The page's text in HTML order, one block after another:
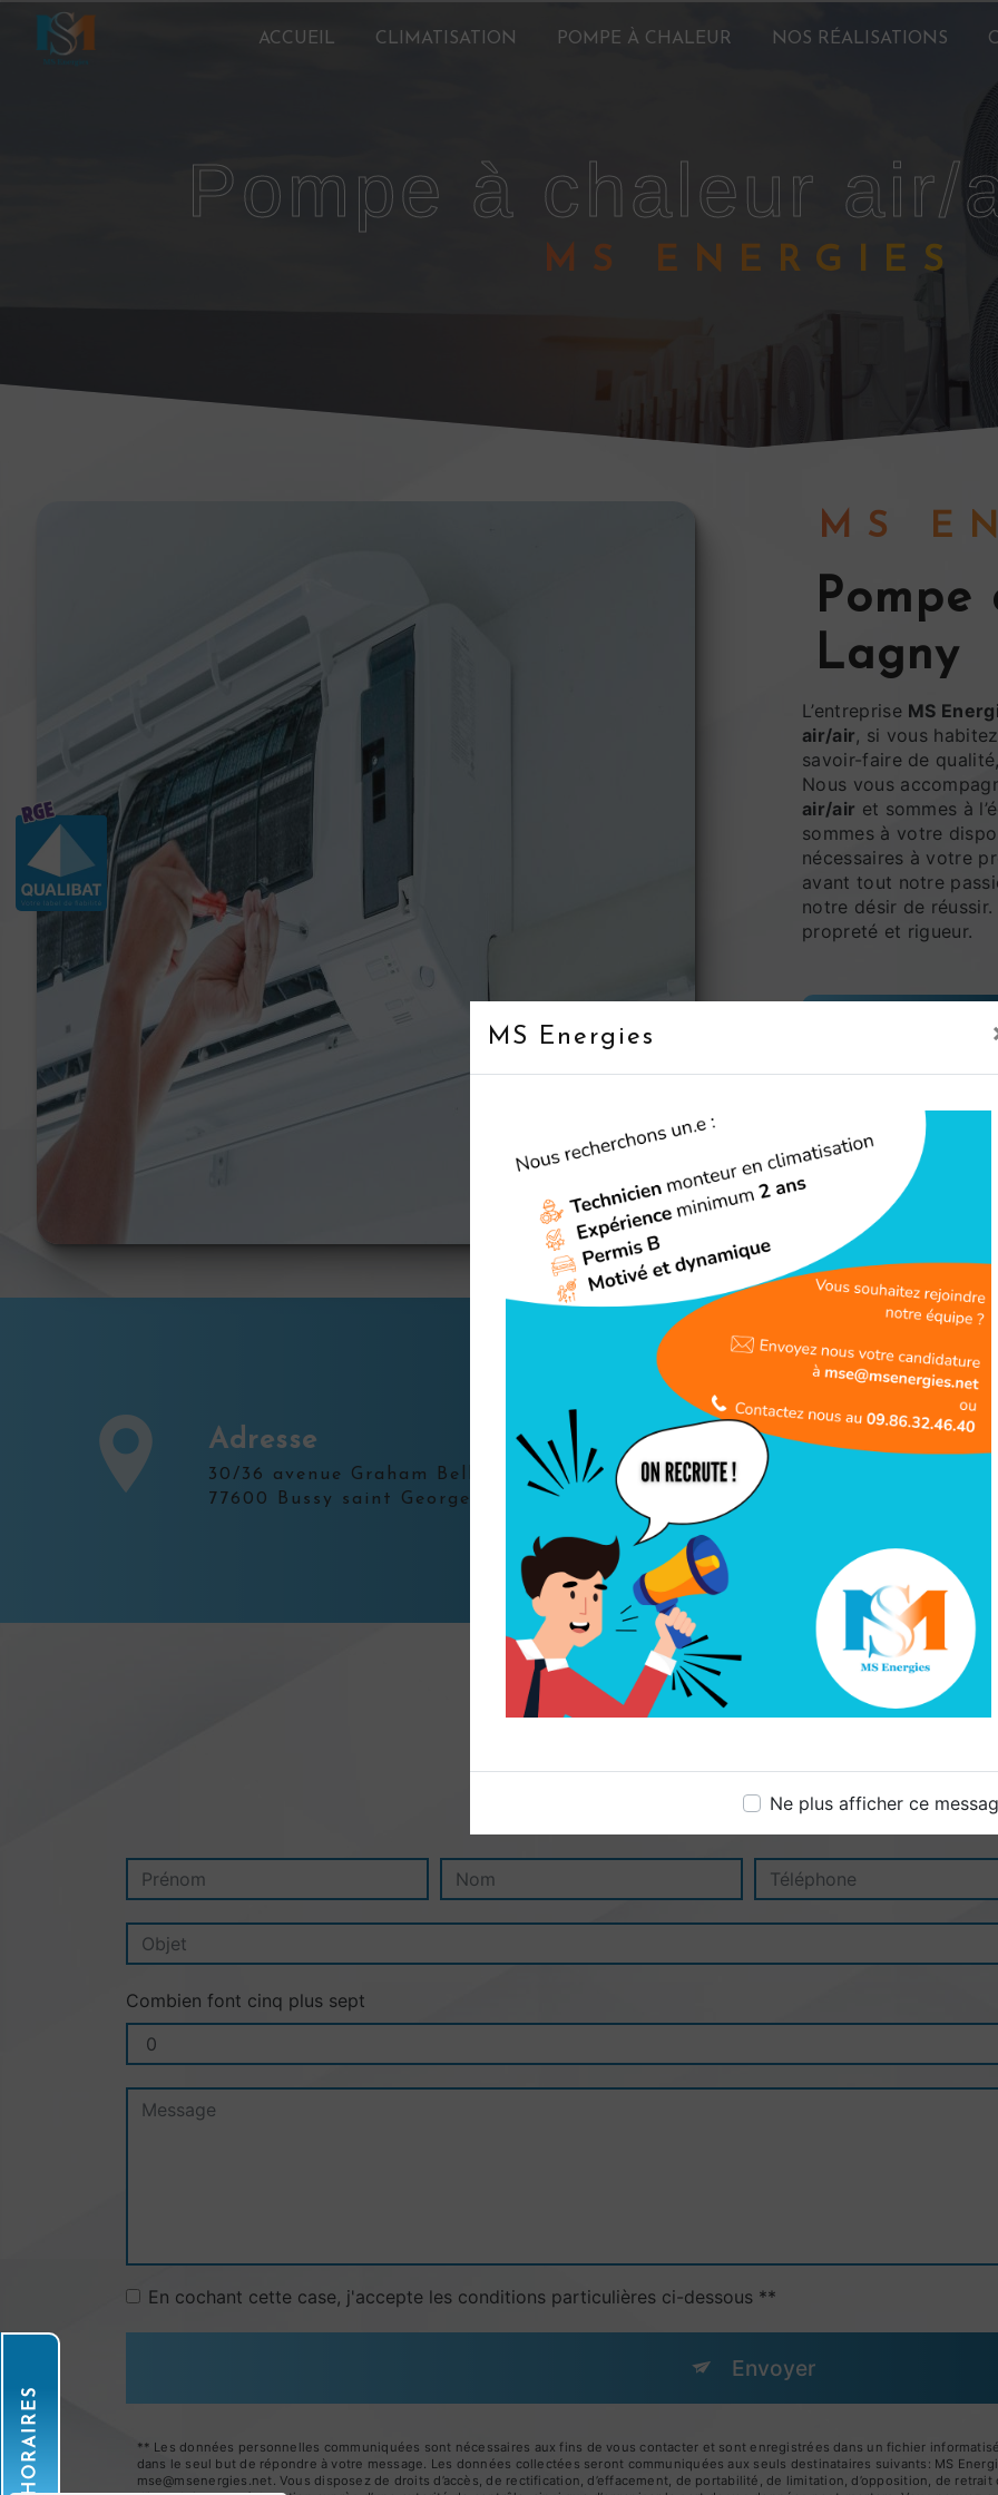
MS Energies
Ne plus afficher ce
ACCUEIL CLIMATISATION POMPE À CHALEUR NOS RÉALISATIONS
pompe à chaleur
MS ENERGIES
MS
pompe à chaleur air/air à
Lagny
L’entreprise MS
air/air, si vous
savoir-faire de
Nous vous
air/air et sommes à
sommes à votre
nécessaires à votre
avant tout notre
notre désir de
propreté et rigueur.
En
Adresse
30/36 avenue Graham Bell
77600 Bussy saint Georges
Téléphone
09 86 32 46 40
N'hésitez pas à nous contacter
Combien font cinq plus sept
En cochant cette case, j'accepte les conditions particulières ci-dessous **
Envoyer
** Les données personnelles communiquées sont nécessaires aux fins de vous contacter et sont enregistrées dans un fichier
dans le seul but de répondre à votre message. Les données collectées seront communiquées aux seuls destinataires suivants: MS
mse@msenergies.net. Vous disposez de droits d’accès, de rectification, d’effacement, de portabilité, de limitation, d’opposition, de
HORAIRES
Panneau de gestion des cookies